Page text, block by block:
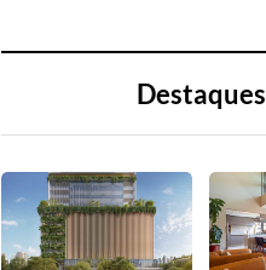
Destaques